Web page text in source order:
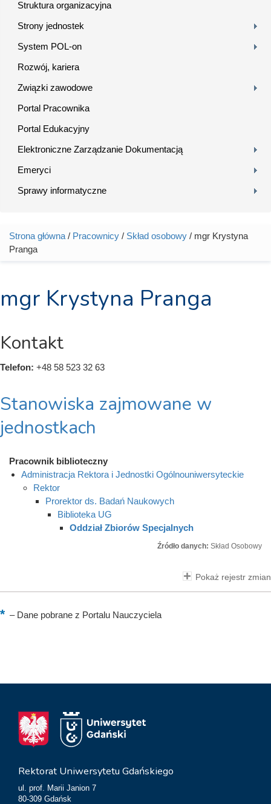
Struktura organizacyjna
Strony jednostek
System POL-on
Rozwój, kariera
Związki zawodowe
Portal Pracownika
Portal Edukacyjny
Elektroniczne Zarządzanie Dokumentacją
Emeryci
Sprawy informatyczne
Jesteś tutaj
Strona główna / Pracownicy / Skład osobowy / mgr Krystyna
Pranga
mgr Krystyna Pranga
Kontakt
Telefon: +48 58 523 32 63
Stanowiska zajmowane w
jednostkach
Pracownik biblioteczny
Administracja Rektora i Jednostki Ogólnouniwersyteckie
Rektor
Prorektor ds. Badań Naukowych
Biblioteka UG
Oddział Zbiorów Specjalnych
Źródło danych: Skład Osobowy
Pokaż rejestr zmian
–Dane pobrane z Portalu Nauczyciela
Rektorat Uniwersytetu Gdańskiego
ul. prof. Marii Janion 7
80-309 Gdańsk